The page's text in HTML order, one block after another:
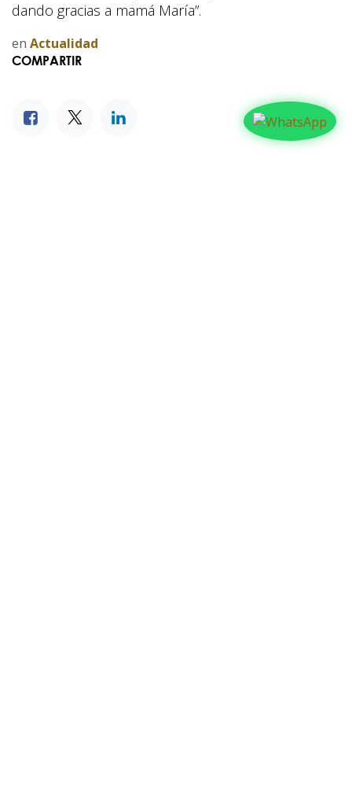
dando gracias a mamá María”.
en Actualidad
COMPARTIR